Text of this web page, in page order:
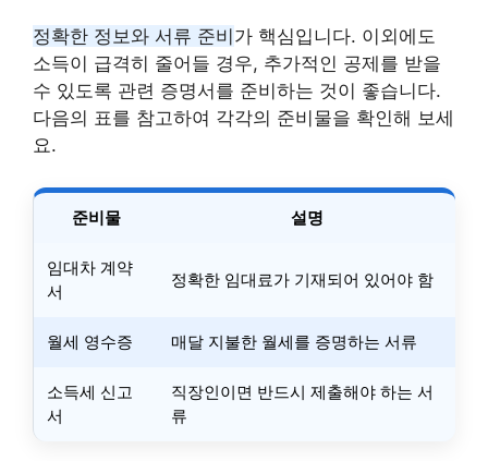
정확한 정보와 서류 준비 가 핵심입니다. 이외에도
소득이 급격히 줄어들 경우, 추가적인 공제를 받을
수 있도록 관련 증명서를 준비하는 것이 좋습니다.
다음의 표를 참고하여 각각의 준비물을 확인해 보세
요.
준비물 설명
임대차 계약
서
정확한 임대료가 기재되어 있어야 함
월세 영수증 매달 지불한 월세를 증명하는 서류
소득세 신고
서
직장인이면 반드시 제출해야 하는 서
류